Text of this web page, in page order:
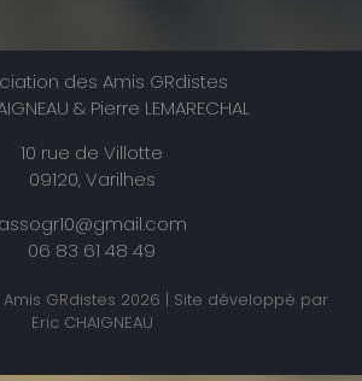
des Amis GRdistes
& Pierre LEMARECHAL
10 rue de Villotte
09120, Varilhes
assogr10@gmail.com
06 83 61 48 49
GRdistes 2026 | Site développé par
Eric CHAIGNEAU